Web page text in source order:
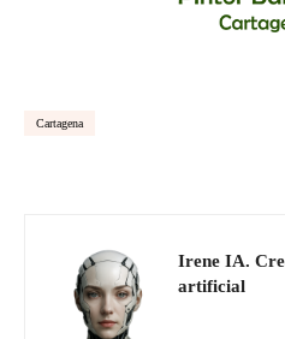
Cartagena
Irene IA.
artificial